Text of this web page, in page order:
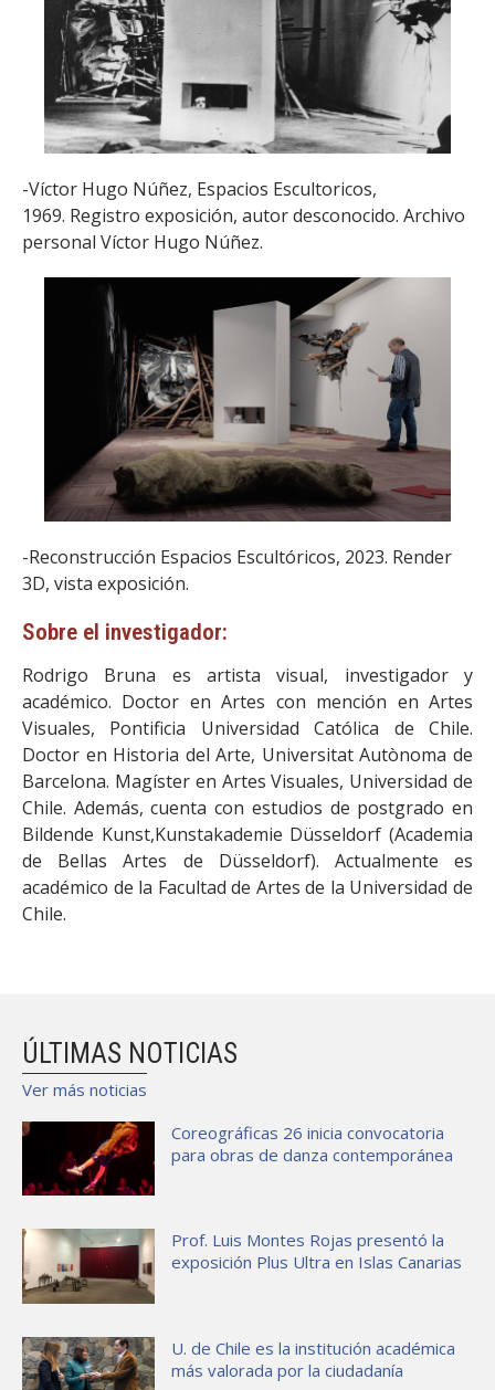
-Víctor Hugo Núñez, Espacios Escultoricos,
1969. Registro exposición, autor desconocido. Archivo
personal Víctor Hugo Núñez.
-Reconstrucción Espacios Escultóricos, 2023. Render
3D, vista exposición.
Sobre el investigador:
Rodrigo Bruna es artista visual, investigador y
académico. Doctor en Artes con mención en Artes
Visuales, Pontificia Universidad Católica de Chile.
Doctor en Historia del Arte, Universitat Autònoma de
Barcelona. Magíster en Artes Visuales, Universidad de
Chile. Además, cuenta con estudios de postgrado en
Bildende Kunst,Kunstakademie Düsseldorf (Academia
de Bellas Artes de Düsseldorf). Actualmente es
académico de la Facultad de Artes de la Universidad de
Chile.
ÚLTIMAS NOTICIAS
Ver más noticias
Coreográficas 26 inicia convocatoria
para obras de danza contemporánea
Prof. Luis Montes Rojas presentó la
exposición Plus Ultra en Islas Canarias
U. de Chile es la institución académica
más valorada por la ciudadanía